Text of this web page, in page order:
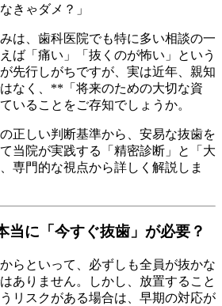
きゃダメ？」
は、歯科医院でも特に多い相談の一
ば「痛い」「抜くのが怖い」という
先行しがちですが、実は近年、親知
なく、**「将来のための大切な資
いることをご存知でしょうか。
正しい判断基準から、安易な抜歯を
当院が実践する「精密診断」と「大
専門的な視点から詳しく解説しま
当に「今すぐ抜歯」が必要？
らといって、必ずしも全員が抜かな
ありません。しかし、放置すること
リスクがある場合は、早期の対応が